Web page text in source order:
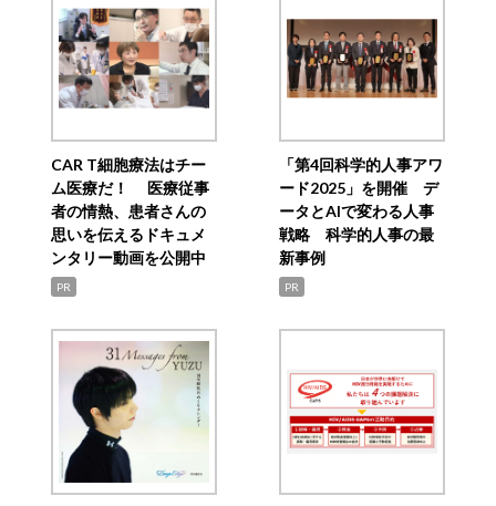
CAR T細胞療法はチー
ム医療だ！ 医療従事
者の情熱、患者さんの
思いを伝えるドキュメ
ンタリー動画を公開中
PR
「第4回科学的人事アワ
ード2025」を開催 デ
ータとAIで変わる人事
戦略 科学的人事の最
新事例
PR